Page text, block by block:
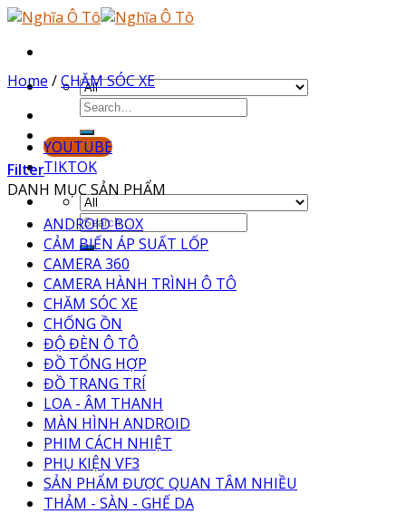
Skip
content
YOUTUBE
TIKTOK
Home /CHĂM SÓC XE
Filter
DANH MỤC SẢN PHẨM
ANDROID BOX
CẢM BIẾN ÁP SUẤT LỐP
CAMERA 360
CAMERA HÀNH TRÌNH Ô TÔ
CHĂM SÓC XE
CHỐNG ỒN
ĐỘ ĐÈN Ô TÔ
ĐỒ TỔNG HỢP
ĐỒ TRANG TRÍ
LOA - ÂM THANH
MÀN HÌNH ANDROID
PHIM CÁCH NHIỆT
PHỤ KIỆN VF3
SẢN PHẨM ĐƯỢC QUAN TÂM NHIỀU
THẢM - SÀN - GHẾ DA